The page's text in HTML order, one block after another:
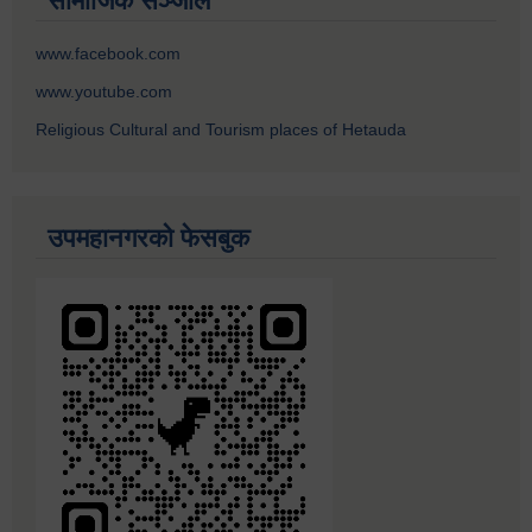
www.facebook.com
www.youtube.com
Religious Cultural and Tourism places of Hetauda
उपमहानगरको फेसबुक